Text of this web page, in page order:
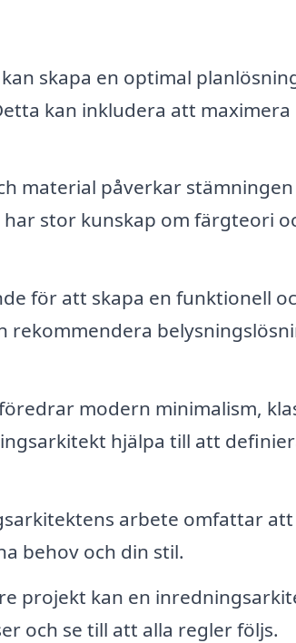
skapa en optimal
kan inkludera att maximera
material påverkar
stor kunskap om färgteori
för att skapa en funktionell
rekommendera
modern minimalism,
hjälpa till att
arbete omfattar att
behov och din stil.
projekt kan en
och se till att alla regler följs.